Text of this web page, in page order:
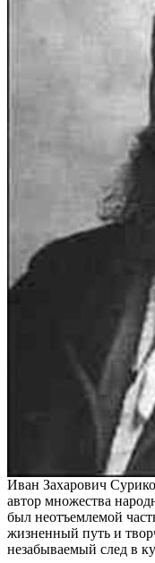
Иван Захарович
автор множества
был неотъемлемой
жизненный путь и
незабываемый след в